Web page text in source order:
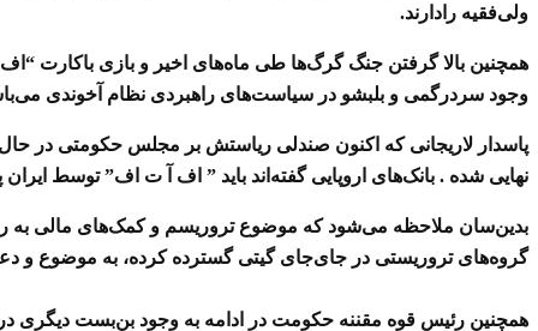
ولی‌فقیه رادارند.
همچنین بالا گرفتن جنگ گرگ‌ها طی ماه‌های اخیر و بازی باکارت
وجود سردرگمی و بلبشو در سیاست‌های راهبردی نظام آخوندی
پاسدار لاریجانی که اکنون صندلی ریاستش بر مجلس حکومتی در
نهایی شده . بانک‌های اروپایی گفته‌اند باید ” اف آ ت اف” توسط ایران
بدین‌سان ملاحظه می‌شود که موضوع تروریسم و کمک‌های مالی به
گروه‌های تروریستی در جای‌جای گیتی گسترده کرده، به موضوع و
همچنین رئیس قوه مقننه حکومت در ادامه به وجود بن‌بست دیگری در